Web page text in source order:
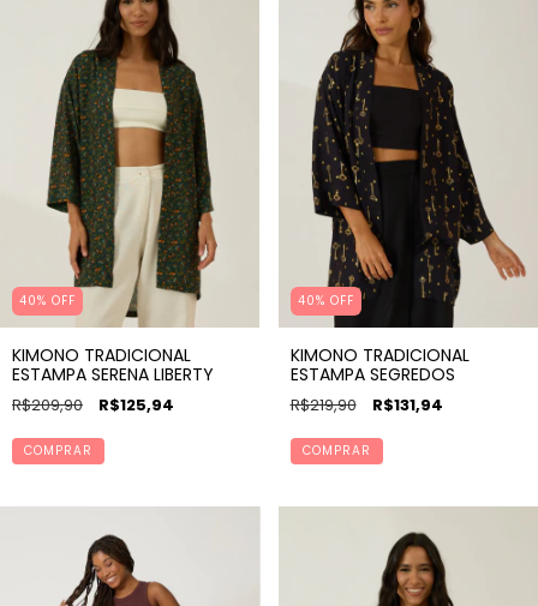
40% OFF
KIMONO TRADICIONAL
ESTAMPA SERENA LIBERTY
R$209,90 R$125,94
COMPRAR
40% OFF
KIMONO TRADICIONAL
ESTAMPA SEGREDOS
R$219,90 R$131,94
COMPRAR